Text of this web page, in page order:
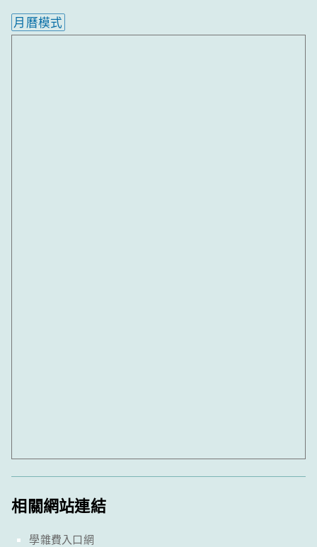
月曆模式
相關網站連結
學雜費入口網